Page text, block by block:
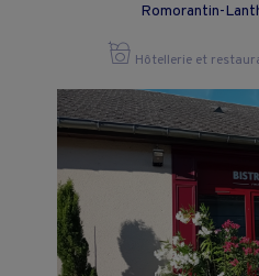
Romorantin-
Hôtellerie et